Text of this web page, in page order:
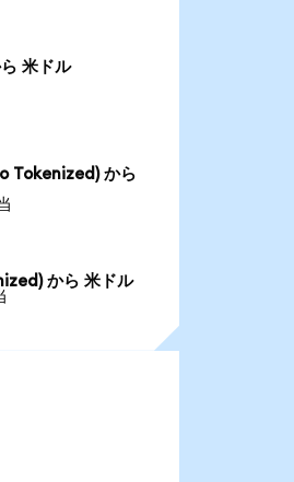
米ドル
Tokenized) から
から 米ドル